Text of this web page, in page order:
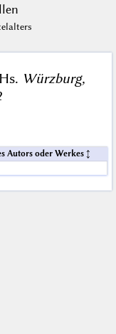
Würzburg,
Autors oder Werkes